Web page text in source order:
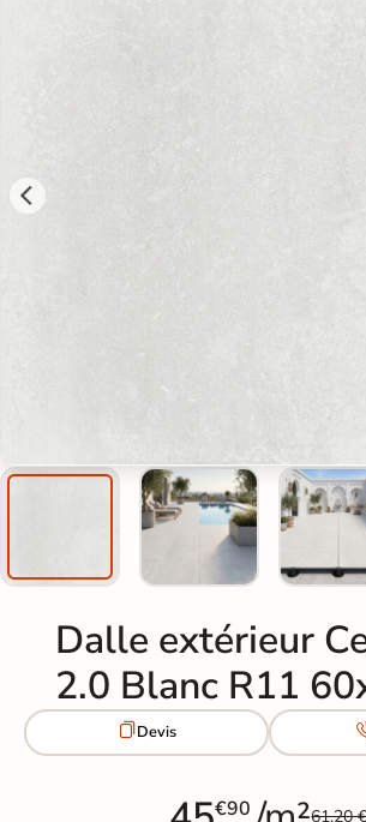
Dalle extérieur
2.0 Blanc R11
Devis
€90 61,20